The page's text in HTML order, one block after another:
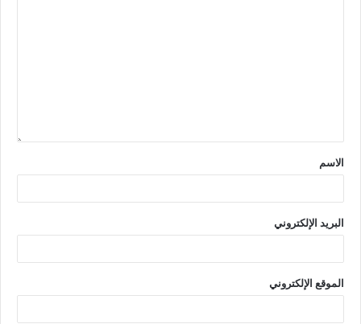
الاسم
البريد الإلكتروني
الموقع الإلكتروني